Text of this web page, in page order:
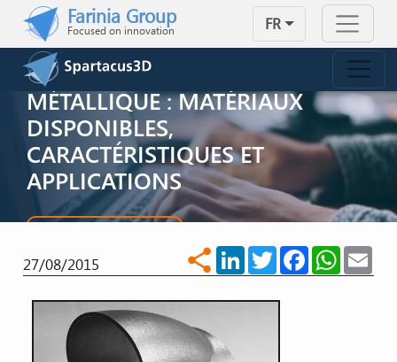
Skip to main content
Farinia Group
Focused on innovation FR
FABRICATION ADDITIVE
MÉTALLIQUE : MATÉRIAUX
DISPONIBLES,
CARACTÉRISTIQUES ET
APPLICATIONS
27/08/2015
share LinkedInTwitterFacebook